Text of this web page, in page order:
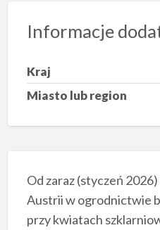
Informacje
Kraj
Miasto lub region
Od zaraz (styczeń
Austrii w ogrodnictwie
przy kwiatach